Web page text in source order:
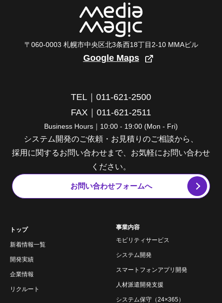
〒060-0003 札幌市中央区北3条西18丁目2-10 MMAビル
Google Maps
TEL｜011-621-2500
FAX｜011-621-2511
Business Hours｜10:00 - 19:00 (Mon - Fri)
システム開発のご依頼・お見積りのご相談から、
採用に関するお問い合わせまで、お気軽にお問い合わせ
ください。
お問い合わせフォームへ
トップ
新着情報一覧
開発実績
企業情報
リクルート
事業内容
モビリティサービス
システム開発
スマートフォンアプリ開発
人材派遣開発支援
システム保守（24×365）